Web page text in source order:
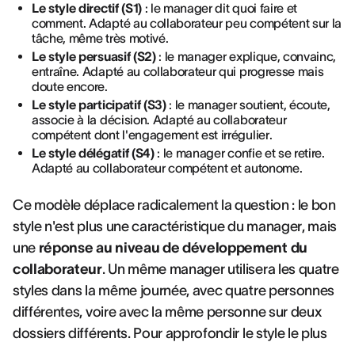
Le style directif (S1): le manager dit quoi faire et
comment. Adapté au collaborateur peu compétent sur la
tâche, même très motivé.
Le style persuasif (S2): le manager explique, convainc,
entraîne. Adapté au collaborateur qui progresse mais
doute encore.
Le style participatif (S3): le manager soutient, écoute,
associe à la décision. Adapté au collaborateur
compétent dont l'engagement est irrégulier.
Le style délégatif (S4): le manager confie et se retire.
Adapté au collaborateur compétent et autonome.
Ce modèle déplace radicalement la question : le bon
style n'est plus une caractéristique du manager, mais
une réponse au niveau de développement du
collaborateur. Un même manager utilisera les quatre
styles dans la même journée, avec quatre personnes
différentes, voire avec la même personne sur deux
dossiers différents. Pour approfondir le style le plus